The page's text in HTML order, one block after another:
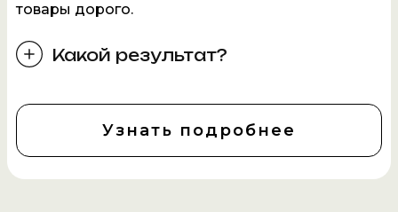
товары дорого.
Какой результат?
Узнать подробнее